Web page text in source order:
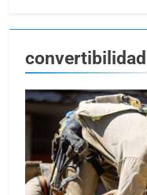
convertibilidad